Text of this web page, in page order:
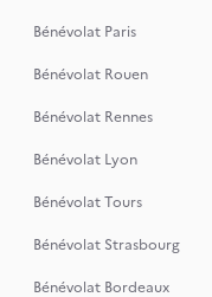
Bénévolat Paris
Bénévolat Rouen
Bénévolat Rennes
Bénévolat Lyon
Bénévolat Tours
Bénévolat Strasbourg
Bénévolat Bordeaux